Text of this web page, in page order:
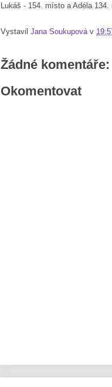
Lukáš - 154. místo a Adéla
Vystavil Jana Soukupová v
Žádné komentáře:
Okomentovat